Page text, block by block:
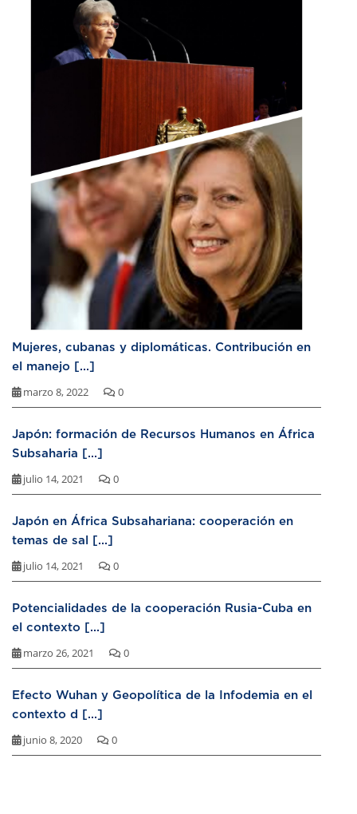
Mujeres, cubanas y diplomáticas. Contribución en
el manejo [...]
marzo 8, 2022 0
Japón: formación de Recursos Humanos en África
Subsaharia [...]
julio 14, 2021 0
Japón en África Subsahariana: cooperación en
temas de sal [...]
julio 14, 2021 0
Potencialidades de la cooperación Rusia-Cuba en
el contexto [...]
marzo 26, 2021 0
Efecto Wuhan y Geopolítica de la Infodemia en el
contexto d [...]
junio 8, 2020 0